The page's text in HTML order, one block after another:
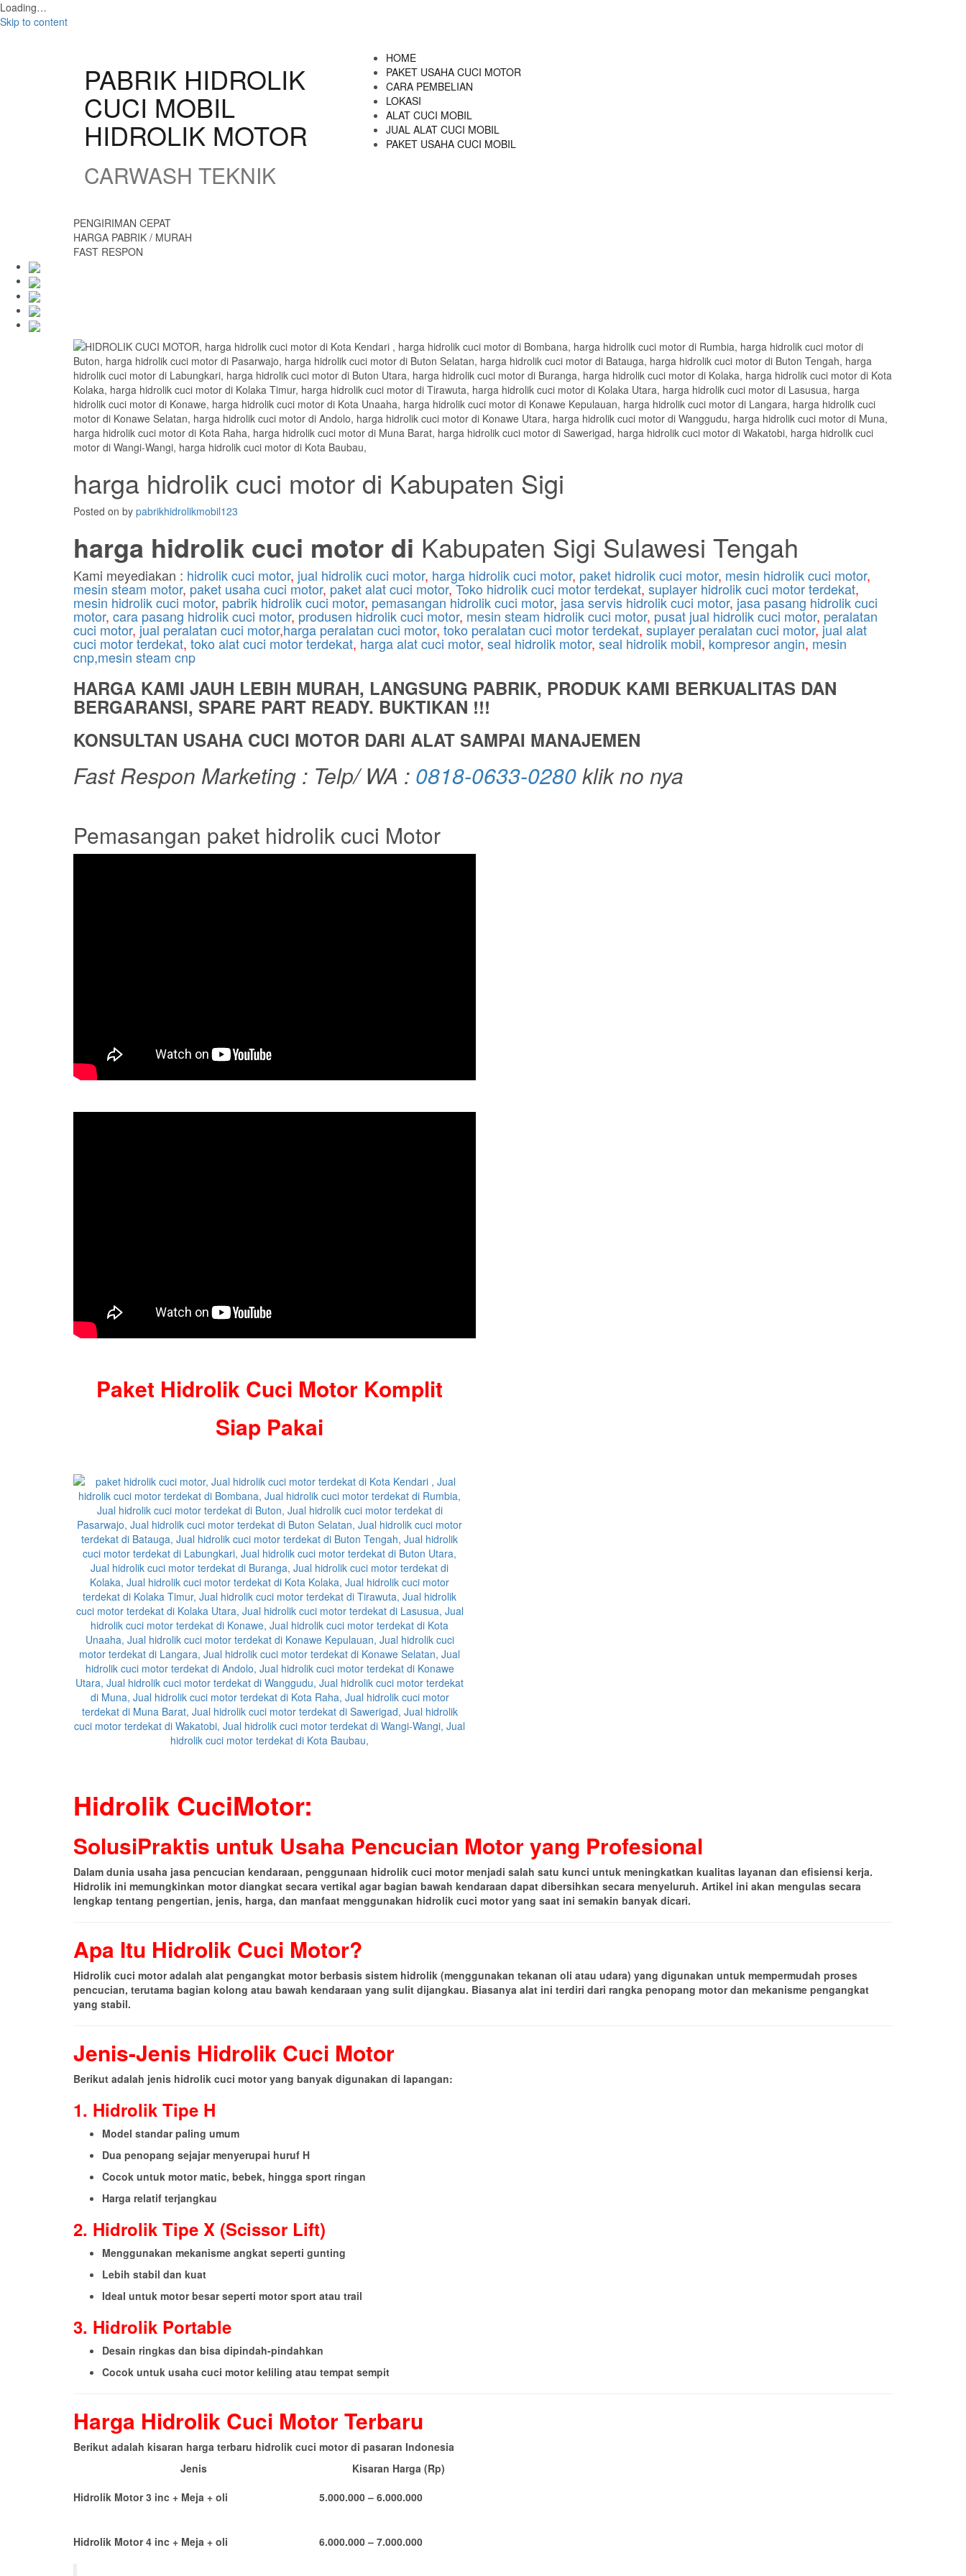
Loading…
Skip to content
PABRIK HIDROLIK
CUCI MOBIL
HIDROLIK MOTOR
CARWASH TEKNIK
HOME
PAKET USAHA CUCI MOTOR
CARA PEMBELIAN
LOKASI
ALAT CUCI MOBIL
JUAL ALAT CUCI MOBIL
PAKET USAHA CUCI MOBIL
PENGIRIMAN CEPAT
HARGA PABRIK / MURAH
FAST RESPON
harga hidrolik cuci motor di Kabupaten Sigi
Posted on by pabrikhidrolikmobil123
harga hidrolik cuci motor di Kabupaten Sigi Sulawesi Tengah
Kami meyediakan : hidrolik cuci motor, jual hidrolik cuci motor, harga hidrolik cuci motor, paket hidrolik cuci motor, mesin hidrolik cuci motor,
mesin steam motor, paket usaha cuci motor, paket alat cuci motor,Toko hidrolik cuci motor terdekat, suplayer hidrolik cuci motor terdekat,
mesin hidrolik cuci motor, pabrik hidrolik cuci motor, pemasangan hidrolik cuci motor, jasa servis hidrolik cuci motor, jasa pasang hidrolik cuci
motor, cara pasang hidrolik cuci motor, produsen hidrolik cuci motor, mesin steam hidrolik cuci motor, pusat jual hidrolik cuci motor, peralatan
cuci motor, jual peralatan cuci motor,harga peralatan cuci motor, toko peralatan cuci motor terdekat, suplayer peralatan cuci motor,jual alat
cuci motor terdekat, toko alat cuci motor terdekat, harga alat cuci motor, seal hidrolik motor, seal hidrolik mobil, kompresor angin, mesin
cnp,mesin steam cnp
HARGA KAMI JAUH LEBIH MURAH, LANGSUNG PABRIK, PRODUK KAMI BERKUALITAS DAN
BERGARANSI, SPARE PART READY. BUKTIKAN !!!
KONSULTAN USAHA CUCI MOTOR DARI ALAT SAMPAI MANAJEMEN
Fast Respon Marketing : Telp/ WA : 0818-0633-0280klik no nya
Pemasangan paket hidrolik cuci Motor
Paket Hidrolik Cuci Motor Komplit
Siap Pakai
Hidrolik CuciMotor:
SolusiPraktis untuk Usaha Pencucian Motor yang Profesional
Dalam dunia usaha jasa pencucian kendaraan, penggunaan hidrolik cuci motor menjadi salah satu kunci untuk meningkatkan kualitas layanan dan efisiensi kerja.
Hidrolik ini memungkinkan motor diangkat secara vertikal agar bagian bawah kendaraan dapat dibersihkan secara menyeluruh. Artikel ini akan mengulas secara
lengkap tentang pengertian, jenis, harga, dan manfaat menggunakan hidrolik cuci motor yang saat ini semakin banyak dicari.
Apa Itu Hidrolik Cuci Motor?
Hidrolik cuci motor adalah alat pengangkat motor berbasis sistem hidrolik (menggunakan tekanan oli atau udara) yang digunakan untuk mempermudah proses
pencucian, terutama bagian kolong atau bawah kendaraan yang sulit dijangkau. Biasanya alat ini terdiri dari rangka penopang motor dan mekanisme pengangkat
yang stabil.
Jenis-Jenis Hidrolik Cuci Motor
Berikut adalah jenis hidrolik cuci motor yang banyak digunakan di lapangan:
1. Hidrolik Tipe H
Model standar paling umum
Dua penopang sejajar menyerupai huruf H
Cocok untuk motor matic, bebek, hingga sport ringan
Harga relatif terjangkau
2. Hidrolik Tipe X (Scissor Lift)
Menggunakan mekanisme angkat seperti gunting
Lebih stabil dan kuat
Ideal untuk motor besar seperti motor sport atau trail
3. Hidrolik Portable
Desain ringkas dan bisa dipindah-pindahkan
Cocok untuk usaha cuci motor keliling atau tempat sempit
Harga Hidrolik Cuci Motor Terbaru
Berikut adalah kisaran harga terbaru hidrolik cuci motor di pasaran Indonesia
Jenis
Kisaran Harga (Rp)
Hidrolik Motor 3 inc + Meja + oli
5.000.000 – 6.000.000
Hidrolik Motor 4 inc + Meja + oli 6.000.000 – 7.000.000